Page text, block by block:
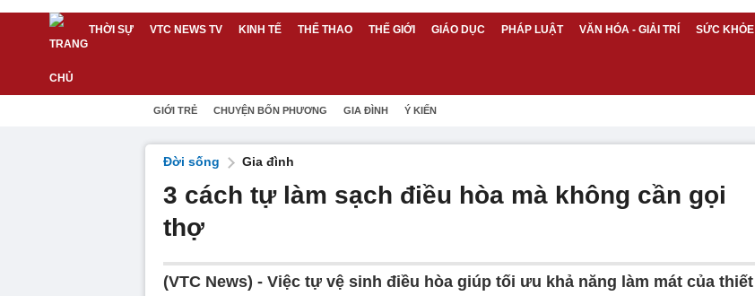
THỜI SỰ VTC NEWS TV KINH TẾ THỂ THAO THẾ GIỚI GIÁO DỤC PHÁP LUẬT VĂN HÓA - GIẢI TRÍ SỨC KHỎE
GIỚI TRẺ CHUYỆN BỐN PHƯƠNG GIA ĐÌNH Ý KIẾN
Đời sống Gia đình
3 cách tự làm sạch điều hòa mà không cần gọi
thợ
(VTC News) - Việc tự vệ sinh điều hòa giúp tối ưu khả năng làm mát của thiết